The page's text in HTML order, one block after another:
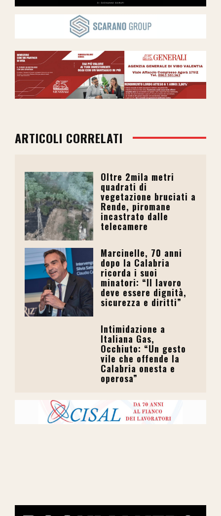
ARTICOLI CORRELATI
Oltre 2mila metri
quadrati di
vegetazione bruciati a
Rende, piromane
incastrato dalle
telecamere
Marcinelle, 70 anni
dopo la Calabria
ricorda i suoi
minatori: “Il lavoro
deve essere dignità,
sicurezza e diritti”
Intimidazione a
Italiana Gas,
Occhiuto: “Un gesto
vile che offende la
Calabria onesta e
operosa”